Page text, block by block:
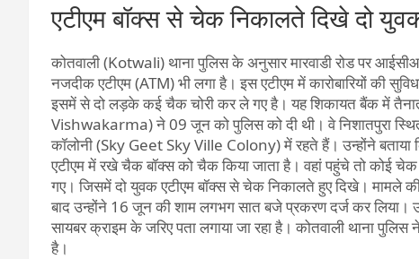
एटीएम बॉक्स से चेक निकालते दिखे दो
कोतवाली (Kotwali) थाना पुलिस के अनुसार मारवाडी रोड पर
नजदीक एटीएम (ATM) भी लगा है। इस एटीएम में कारोबारियों की
इसमें से दो लड़के कई चैक चोरी कर ले गए है। यह शिकायत बैंक में
Vishwakarma) ने 09 जून को पुलिस को दी थी। वे निशातपुरा
कॉलोनी (Sky Geet Sky Ville Colony) में रहते हैं। उन्होंने
एटीएम में रखे चैक बॉक्स को चैक किया जाता है। वहां पहुंचे तो कोई
गए। जिसमें दो युवक एटीएम बॉक्स से चेक निकालते हुए दिखे।
बाद उन्होंने 16 जून की शाम लगभग सात बजे प्रकरण दर्ज कर
सायबर क्राइम ​के जरिए पता लगाया जा रहा है। कोतवाली थाना
है।